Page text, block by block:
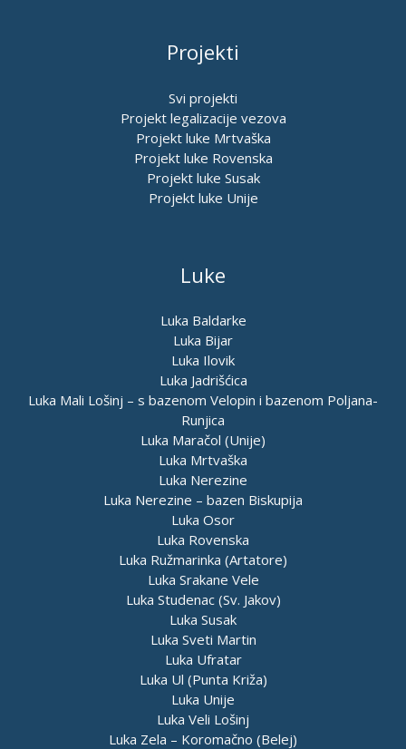
Projekti
Svi projekti
Projekt legalizacije vezova
Projekt luke Mrtvaška
Projekt luke Rovenska
Projekt luke Susak
Projekt luke Unije
Luke
Luka Baldarke
Luka Bijar
Luka Ilovik
Luka Jadrišćica
Luka Mali Lošinj – s bazenom Velopin i bazenom Poljana-
Runjica
Luka Maračol (Unije)
Luka Mrtvaška
Luka Nerezine
Luka Nerezine – bazen Biskupija
Luka Osor
Luka Rovenska
Luka Ružmarinka (Artatore)
Luka Srakane Vele
Luka Studenac (Sv. Jakov)
Luka Susak
Luka Sveti Martin
Luka Ufratar
Luka Ul (Punta Križa)
Luka Unije
Luka Veli Lošinj
Luka Zela – Koromačno (Belej)